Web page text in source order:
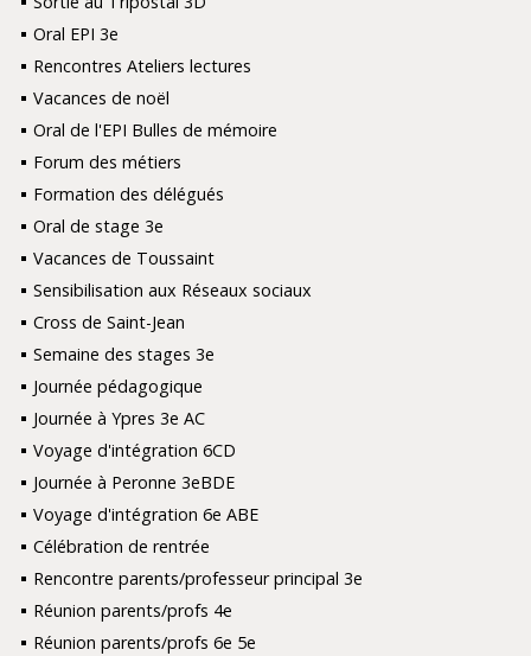
Oral EPI 3e
Rencontres Ateliers lectures
Vacances de noël
Oral de l'EPI Bulles de mémoire
Forum des métiers
Formation des délégués
Oral de stage 3e
Vacances de Toussaint
Sensibilisation aux Réseaux sociaux
Cross de Saint-Jean
Semaine des stages 3e
Journée pédagogique
Journée à Ypres 3e AC
Voyage d'intégration 6CD
Journée à Peronne 3eBDE
Voyage d'intégration 6e ABE
Célébration de rentrée
Rencontre parents/professeur principal 3e
Réunion parents/profs 4e
Réunion parents/profs 6e 5e